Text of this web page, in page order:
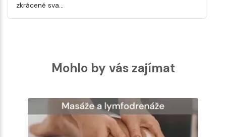
zkrácené sva…
Mohlo by vás zajímat